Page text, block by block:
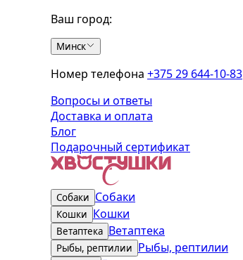
Ваш город:
Минск
Номер телефона +375 29 644-10-83
Вопросы и ответы
Доставка и оплата
Блог
Подарочный сертификат
Собаки Собаки
Кошки Кошки
Ветаптека Ветаптека
Рыбы, рептилии Рыбы, рептилии